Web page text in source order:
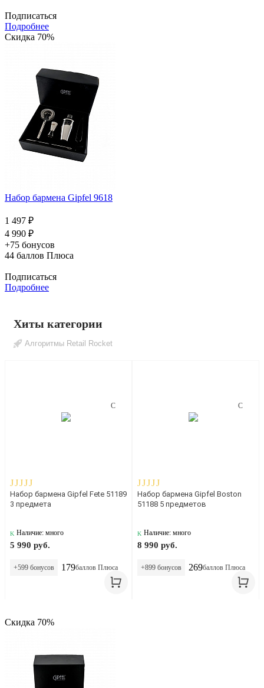
Подписаться
Подробнее
Скидка 70%
Набор бармена Gipfel 9618
1 497 ₽
4 990 ₽
+75 бонусов
44 баллов Плюса
Подписаться
Подробнее
Хиты категории
Алгоритмы Retail Rocket
Набор бармена Gipfel Fete 51189
3 предмета
5 990 руб.
+599 бонусов 179баллов Плюса
Наличие: много
Набор бармена Gipfel Boston
51188 5 предметов
8 990 руб.
+899 бонусов 269баллов Плюса
Наличие: много
Скидка 70%